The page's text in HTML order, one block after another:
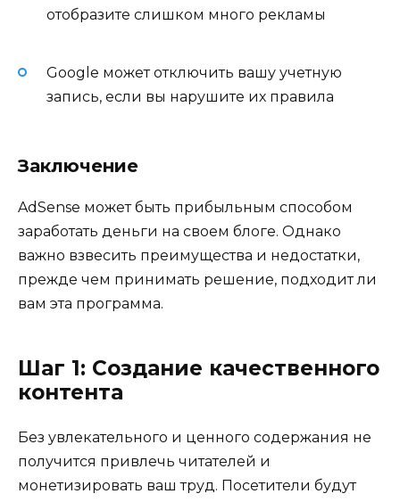
отобразите слишком много рекламы
Google может отключить вашу учетную
запись, если вы нарушите их правила
Заключение
AdSense может быть прибыльным способом
заработать деньги на своем блоге. Однако
важно взвесить преимущества и недостатки,
прежде чем принимать решение, подходит ли
вам эта программа.
Шаг 1: Создание качественного
контента
Без увлекательного и ценного содержания не
получится привлечь читателей и
монетизировать ваш труд. Посетители будут